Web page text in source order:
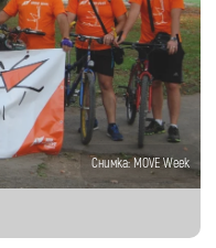
Снимка: MOVE Week